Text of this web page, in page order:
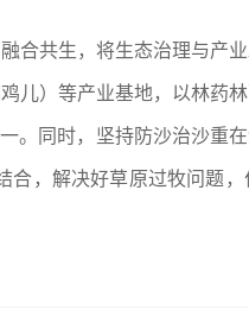
共生，将生态治理与产业
儿）等产业基地，以林药
。同时，坚持防沙治沙重
合，解决好草原过牧问题